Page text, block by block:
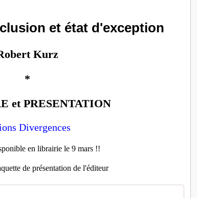
et état d'exception
Kurz
*
et PRESENTATION
Divergences
en librairie le 9 mars !!
de présentation de l'éditeur